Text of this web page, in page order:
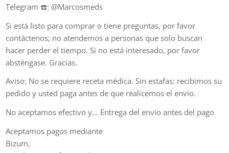
Telegram ☎️: @Marcosmeds
Si está listo para comprar o tiene preguntas, por favor
contáctenos; no atendemos a personas que solo buscan
hacer perder el tiempo. Si no está interesado, por favor
absténgase. Gracias.
Aviso: No se requiere receta médica. Sin estafas: recibimos su
pedido y usted paga antes de que realicemos el envío.
No aceptamos efectivo y… Entrega del envío antes del pago
Aceptamos pagos mediante
Bizum,